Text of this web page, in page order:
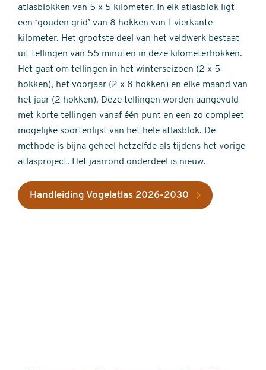
atlasblokken van 5 x 5 kilometer. In elk atlasblok ligt
een ‘gouden grid’ van 8 hokken van 1 vierkante
kilometer. Het grootste deel van het veldwerk bestaat
uit tellingen van 55 minuten in deze kilometerhokken.
Het gaat om tellingen in het winterseizoen (2 x 5
hokken), het voorjaar (2 x 8 hokken) en elke maand van
het jaar (2 hokken). Deze tellingen worden aangevuld
met korte tellingen vanaf één punt en een zo compleet
mogelijke soortenlijst van het hele atlasblok. De
methode is bijna geheel hetzelfde als tijdens het vorige
atlasproject. Het jaarrond onderdeel is nieuw.
Handleiding Vogelatlas 2026-2030